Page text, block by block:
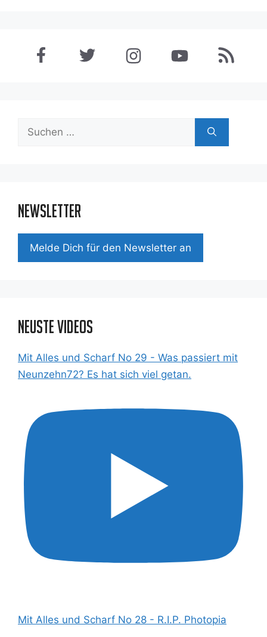
Suchen
Newsletter
Mel­de Dich für den News­let­ter an
Neuste Videos
Mit Alles und Scharf No 29 - Was passiert mit
Neunzehn72? Es hat sich viel getan.
Mit Alles und Scharf No 28 - R.I.P. Photopia